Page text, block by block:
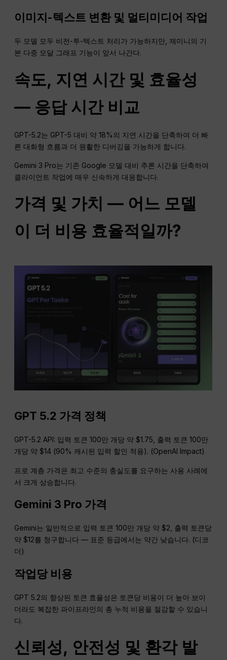
이미지-텍스트 변환 및 멀티미디어 작업
두 모델 모두 비전-투-텍스트 처리가 가능하지만, 제미니의 기
본 다중 모달 그래프 기능이 앞서 나간다.
속도, 지연 시간 및 효율성
— 응답 시간 비교
GPT-5.2는 GPT-5 대비 약 18%의 지연 시간을 단축하여 더 빠
른 대화형 흐름과 더 원활한 디버깅을 가능하게 합니다.
Gemini 3 Pro는 기존 Google 모델 대비 추론 시간을 단축하여
클라이언트 작업에 매우 신속하게 대응합니다.
가격 및 가치 — 어느 모델
이 더 비용 효율적일까?
GPT 5.2 가격 정책
GPT-5.2 API: 입력 토큰 100만 개당 약 $1.75, 출력 토큰 100만
개당 약 $14 (90% 캐시된 입력 할인 적용). (OpenAI Impact)
프로 계층 가격은 최고 수준의 충실도를 요구하는 사용 사례에
서 크게 상승합니다.
Gemini 3 Pro 가격
Gemini는 일반적으로 입력 토큰 100만 개당 약 $2, 출력 토큰당
약 $12를 청구합니다 — 표준 등급에서는 약간 낮습니다. (디코
더)
작업당 비용
GPT 5.2의 향상된 토큰 효율성은 토큰당 비용이 더 높아 보이
더라도 복잡한 파이프라인의 총 누적 비용을 절감할 수 있습니
다.
신뢰성, 안전성 및 환각 발